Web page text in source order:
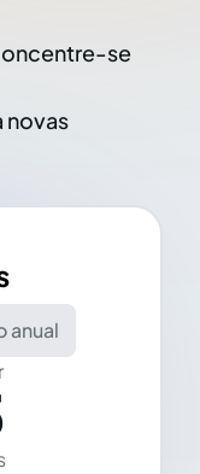
se
novas
anual